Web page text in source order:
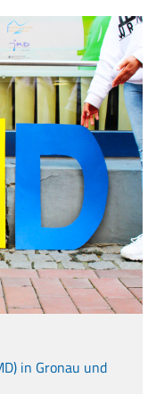
in Gronau und